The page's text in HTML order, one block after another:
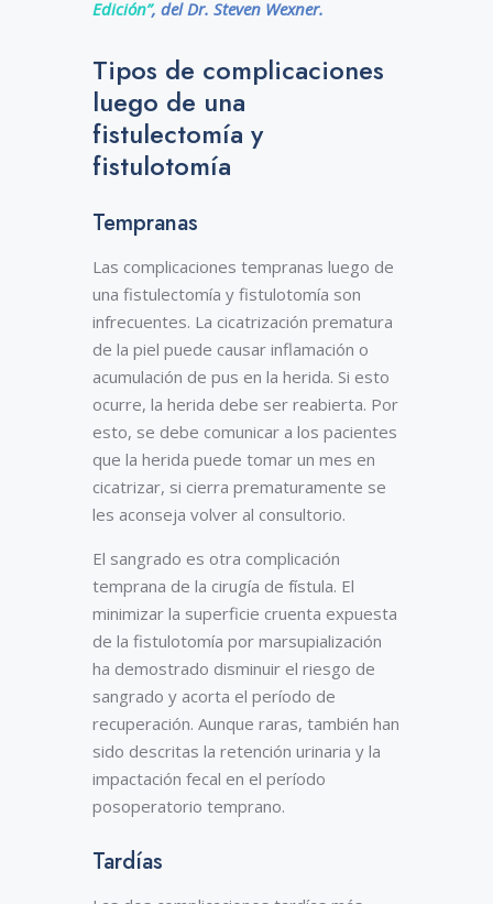
Edición”, del Dr. Steven Wexner.
Tipos de complicaciones
luego de una
fistulectomía y
fistulotomía
Tempranas
Las complicaciones tempranas luego de
una fistulectomía y fistulotomía son
infrecuentes. La cicatrización prematura
de la piel puede causar inflamación o
acumulación de pus en la herida. Si esto
ocurre, la herida debe ser reabierta. Por
esto, se debe comunicar a los pacientes
que la herida puede tomar un mes en
cicatrizar, si cierra prematuramente se
les aconseja volver al consultorio.
El sangrado es otra complicación
temprana de la cirugía de fístula. El
minimizar la superficie cruenta expuesta
de la fistulotomía por marsupialización
ha demostrado disminuir el riesgo de
sangrado y acorta el período de
recuperación. Aunque raras, también han
sido descritas la retención urinaria y la
impactación fecal en el período
posoperatorio temprano.
Tardías